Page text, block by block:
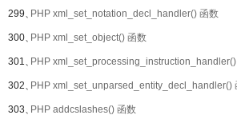
299、PHP xml_set_notation_decl_handler() 函数
300、PHP xml_set_object() 函数
301、PHP xml_set_processing_instruction_handler()
302、PHP xml_set_unparsed_entity_decl_handler()
303、PHP addcslashes() 函数